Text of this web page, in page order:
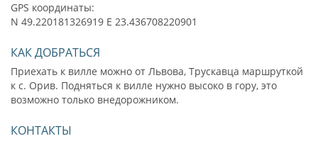
GPS координаты:
N 49.220181326919 E 23.436708220901
КАК ДОБРАТЬСЯ
Приехать к вилле можно от Львова, Трускавца маршруткой
к с. Орив. Подняться к вилле нужно высоко в гору, это
возможно только внедорожником.
КОНТАКТЫ